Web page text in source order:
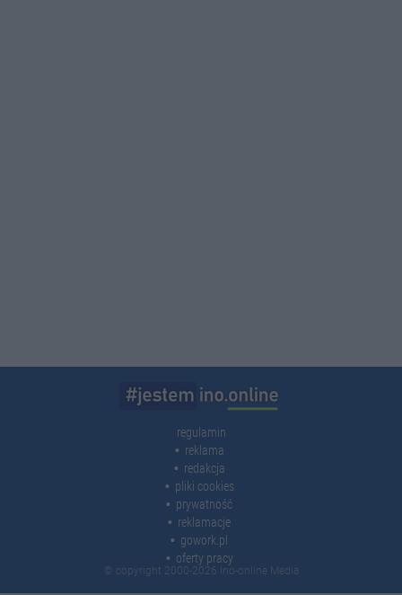
regulamin
reklama
redakcja
pliki cookies
prywatność
reklamacje
gowork.pl
oferty pracy
© copyright 2000-2026 Ino-online Media